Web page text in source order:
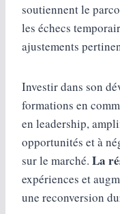
soutiennent le
les échecs
ajustements
Investir dans son
formations en
en leadership,
opportunités et à
sur le marché. La
expériences et
une reconversion